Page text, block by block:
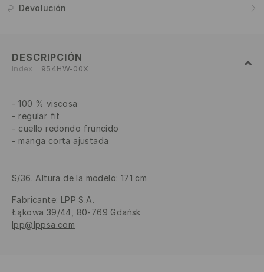
Devolución
DESCRIPCIÓN
Index 954HW-00X
100 % viscosa
regular fit
cuello redondo fruncido
manga corta ajustada
S/36. Altura de la modelo: 171 cm
Fabricante: LPP S.A.
Łąkowa 39/44, 80-769 Gdańsk
lpp@lppsa.com